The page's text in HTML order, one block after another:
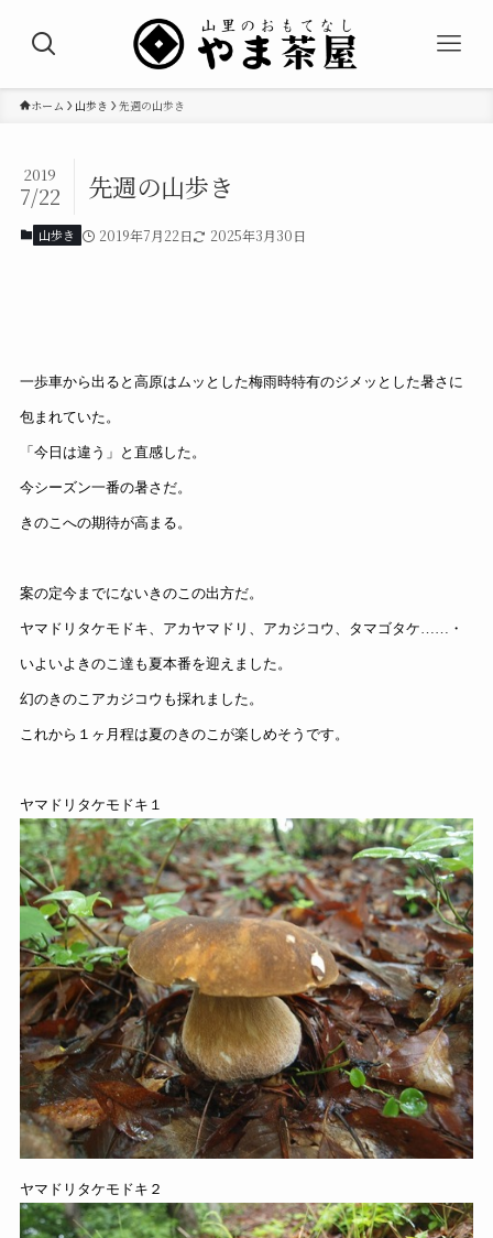
ホーム 山歩き 先週の山歩き
先週の山歩き
2019
7/22
山歩き 2019年7月22日 2025年3月30日
一歩車から出ると高原はムッとした梅雨時特有のジメッとした暑さに
包まれていた。
「今日は違う」と直感した。
今シーズン一番の暑さだ。
きのこへの期待が高まる。
案の定今までにないきのこの出方だ。
ヤマドリタケモドキ、アカヤマドリ、アカジコウ、タマゴタケ……・
いよいよきのこ達も夏本番を迎えました。
幻のきのこアカジコウも採れました。
これから１ヶ月程は夏のきのこが楽しめそうです。
ヤマドリタケモドキ１
ヤマドリタケモドキ２